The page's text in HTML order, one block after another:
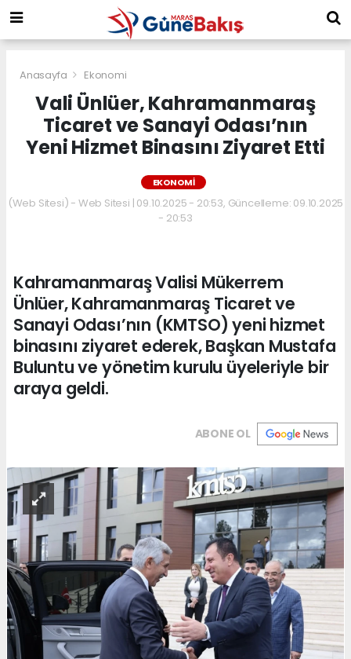
Anasayfa Ekonomi
Vali Ünlüer, Kahramanmaraş
Ticaret ve Sanayi Odası’nın
Yeni Hizmet Binasını Ziyaret Etti
EKONOMI
(Web Sitesi) - Web Sitesi | 09.10.2025 - 20:53, Güncelleme: 09.10.2025
- 20:53
Kahramanmaraş Valisi Mükerrem
Ünlüer, Kahramanmaraş Ticaret ve
Sanayi Odası’nın (KMTSO) yeni hizmet
binasını ziyaret ederek, Başkan Mustafa
Buluntu ve yönetim kurulu üyeleriyle bir
araya geldi.
ABONE OL